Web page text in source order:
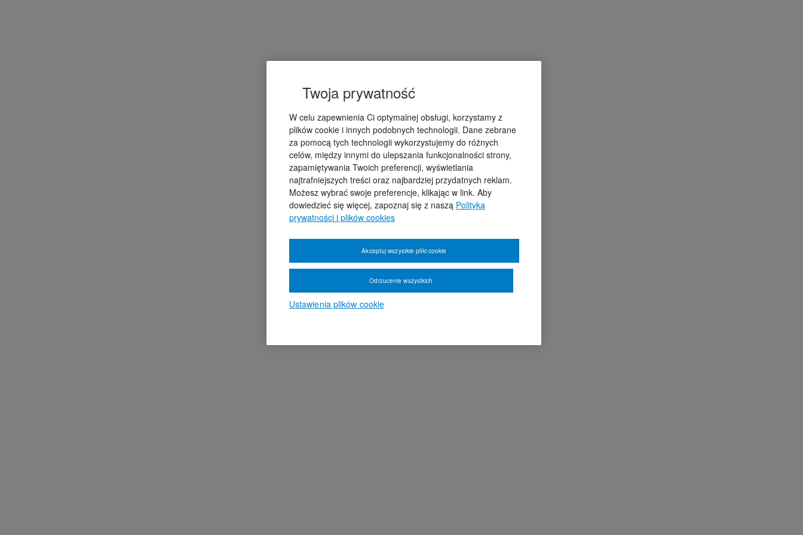
Twoja prywatność
W celu zapewnienia Ci optymalnej obsługi, korzystamy z
plików cookie i innych podobnych technologii. Dane zebrane
za pomocą tych technologii wykorzystujemy do różnych
celów, między innymi do ulepszania funkcjonalności strony,
zapamiętywania Twoich preferencji, wyświetlania
najtrafniejszych treści oraz najbardziej przydatnych reklam.
Możesz wybrać swoje preferencje, klikając w link. Aby
dowiedzieć się więcej, zapoznaj się z naszą Polityką
prywatności i plików cookies
Ustawienia plików cookie
Odrzucenie wszystkich
Akceptuj wszystkie pliki cookie